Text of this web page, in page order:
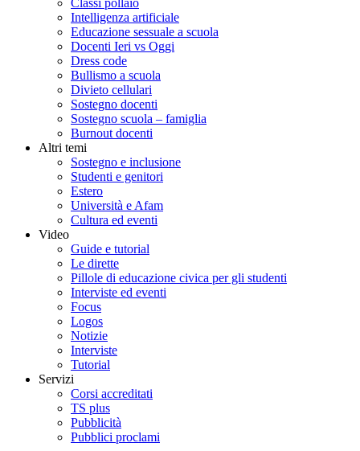
Classi pollaio
Intelligenza artificiale
Educazione sessuale a scuola
Docenti Ieri vs Oggi
Dress code
Bullismo a scuola
Divieto cellulari
Sostegno docenti
Sostegno scuola – famiglia
Burnout docenti
Altri temi
Sostegno e inclusione
Studenti e genitori
Estero
Università e Afam
Cultura ed eventi
Video
Guide e tutorial
Le dirette
Pillole di educazione civica per gli studenti
Interviste ed eventi
Focus
Logos
Notizie
Interviste
Tutorial
Servizi
Corsi accreditati
TS plus
Pubblicità
Pubblici proclami